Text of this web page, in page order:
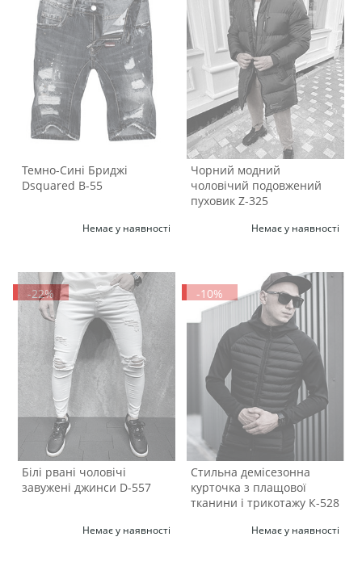
Темно-Сині Бриджі
Dsquared B-55
Немає у наявності
Чорний модний
чоловічий подовжений
пуховик Z-325
Немає у наявності
-22%
Білі рвані чоловічі
завужені джинси D-557
Немає у наявності
-10%
Стильна демісезонна
курточка з плащової
тканини і трикотажу К-528
Немає у наявності